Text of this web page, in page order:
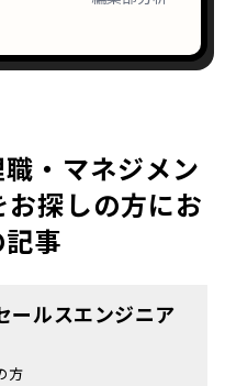
・マネジメン
お探しの方にお
事
ールスエンジニア
方